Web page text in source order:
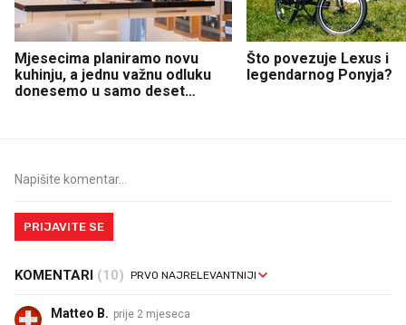
Mjesecima planiramo novu
kuhinju, a jednu važnu odluku
donesemo u samo deset
Što povezuje Lexus i
legendarnog Ponyja?
PRIJAVITE SE
KOMENTARI (10)
Matteo B. prije 2 mjeseca